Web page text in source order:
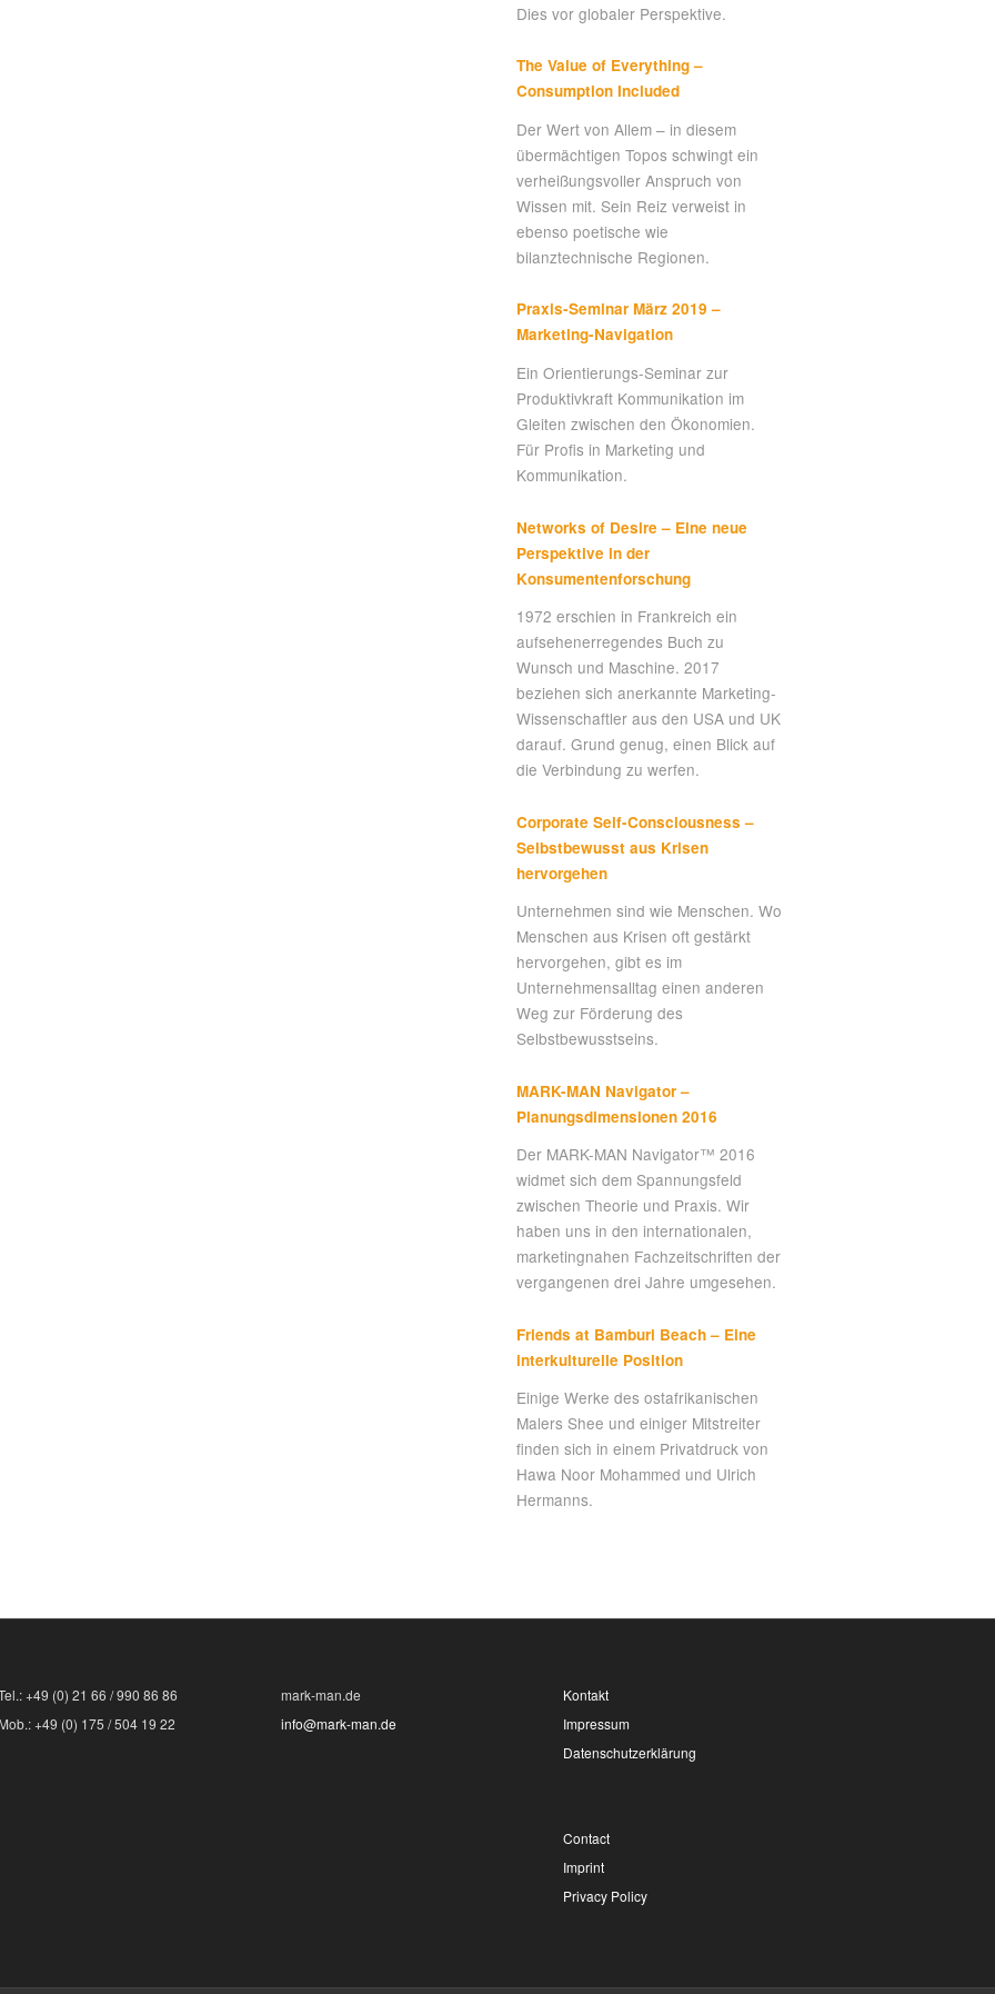
Dies vor globaler Perspektive.
The Value of Everything –
Consumption Included
Der Wert von Allem – in diesem
übermächtigen Topos schwingt ein
verheißungsvoller Anspruch von
Wissen mit. Sein Reiz verweist in
ebenso poetische wie
bilanztechnische Regionen.
Praxis-Seminar März 2019 –
Marketing-Navigation
Ein Orientierungs-Seminar zur
Produktivkraft Kommunikation im
Gleiten zwischen den Ökonomien.
Für Profis in Marketing und
Kommunikation.
Networks of Desire – Eine neue
Perspektive in der
Konsumentenforschung
1972 erschien in Frankreich ein
aufsehenerregendes Buch zu
Wunsch und Maschine. 2017
beziehen sich anerkannte Marketing-
Wissenschaftler aus den USA und UK
darauf. Grund genug, einen Blick auf
die Verbindung zu werfen.
Corporate Self-Consciousness –
Selbstbewusst aus Krisen
hervorgehen
Unternehmen sind wie Menschen. Wo
Menschen aus Krisen oft gestärkt
hervorgehen, gibt es im
Unternehmensalltag einen anderen
Weg zur Förderung des
Selbstbewusstseins.
MARK-MAN Navigator –
Planungsdimensionen 2016
Der MARK-MAN Navigator™ 2016
widmet sich dem Spannungsfeld
zwischen Theorie und Praxis. Wir
haben uns in den internationalen,
marketingnahen Fachzeitschriften der
vergangenen drei Jahre umgesehen.
Friends at Bamburi Beach – Eine
interkulturelle Position
Einige Werke des ostafrikanischen
Malers Shee und einiger Mitstreiter
finden sich in einem Privatdruck von
Hawa Noor Mohammed und Ulrich
Hermanns.
+49 (0) 21 66 / 990 86 86
+49 (0) 175 / 504 19 22
mark-man.de
info@mark-man.de
Kontakt
Impressum
Datenschutzerklärung
Contact
Imprint
Privacy Policy